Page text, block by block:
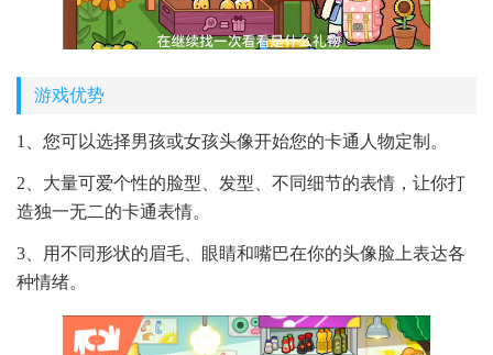
游戏优势
1、您可以选择男孩或女孩头像开始您的卡通人物定制。
2、大量可爱个性的脸型、发型、不同细节的表情，让你打
造独一无二的卡通表情。
3、用不同形状的眉毛、眼睛和嘴巴在你的头像脸上表达各
种情绪。